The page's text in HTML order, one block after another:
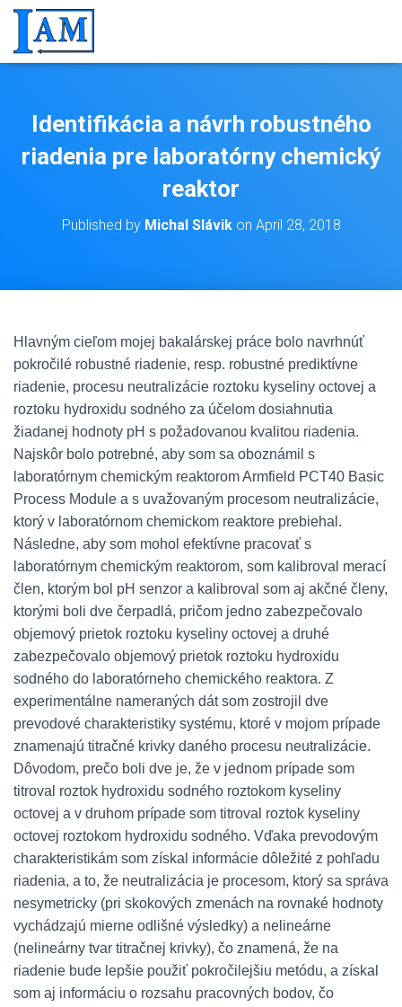
Identifikácia a návrh robustného
riadenia pre laboratórny chemický
reaktor
Published by Michal Slávikon April 28, 2018
Hlavným cieľom mojej bakalárskej práce bolo navrhnúť
pokročilé robustné riadenie, resp. robustné prediktívne
riadenie, procesu neutralizácie roztoku kyseliny octovej a
roztoku hydroxidu sodného za účelom dosiahnutia
žiadanej hodnoty pH s požadovanou kvalitou riadenia.
Najskôr bolo potrebné, aby som sa oboznámil s
laboratórnym chemickým reaktorom Armfield PCT40 Basic
Process Module a s uvažovaným procesom neutralizácie,
ktorý v laboratórnom chemickom reaktore prebiehal.
Následne, aby som mohol efektívne pracovať s
laboratórnym chemickým reaktorom, som kalibroval merací
člen, ktorým bol pH senzor a kalibroval som aj akčné členy,
ktorými boli dve čerpadlá, pričom jedno zabezpečovalo
objemový prietok roztoku kyseliny octovej a druhé
zabezpečovalo objemový prietok roztoku hydroxidu
sodného do laboratórneho chemického reaktora. Z
experimentálne nameraných dát som zostrojil dve
prevodové charakteristiky systému, ktoré v mojom prípade
znamenajú titračné krivky daného procesu neutralizácie.
Dôvodom, prečo boli dve je, že v jednom prípade som
titroval roztok hydroxidu sodného roztokom kyseliny
octovej a v druhom prípade som titroval roztok kyseliny
octovej roztokom hydroxidu sodného. Vďaka prevodovým
charakteristikám som získal informácie dôležité z pohľadu
riadenia, a to, že neutralizácia je procesom, ktorý sa správa
nesymetricky (pri skokových zmenách na rovnaké hodnoty
vychádzajú mierne odlišné výsledky) a nelineárne
(nelineárny tvar titračnej krivky), čo znamená, že na
riadenie bude lepšie použiť pokročilejšiu metódu, a získal
som aj informáciu o rozsahu pracovných bodov, čo